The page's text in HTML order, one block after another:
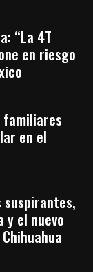
“La 4T
en riesgo
familiares
en el
suspirantes,
y el nuevo